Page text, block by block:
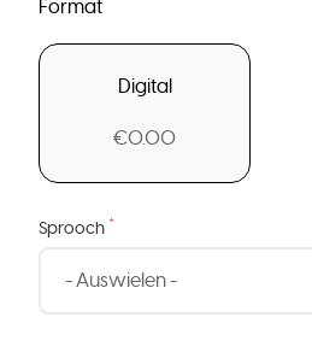
Format
Digital
€0.00
Sprooch *